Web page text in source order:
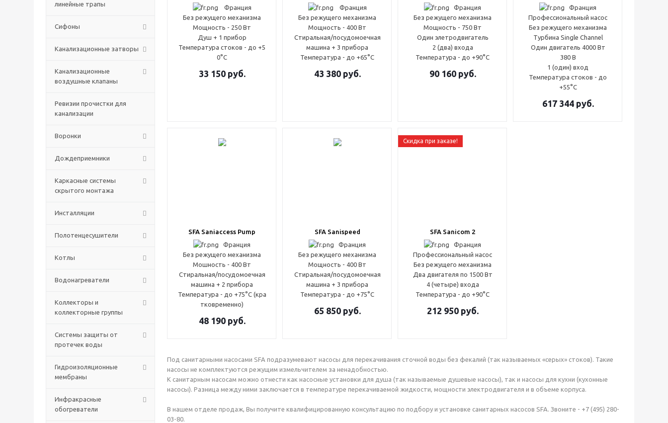
линейные трапы
Сифоны
Канализационные затворы
Канализационные
воздушные клапаны
Ревизии прочистки для
канализации
Воронки
Дождеприемники
Каркасные системы
скрытого монтажа
Инсталляции
Полотенцесушители
Котлы
Водонагреватели
Коллекторы и
коллекторные группы
Системы защиты от
протечек воды
Гидроизоляционные
мембраны
Инфракрасные
обогреватели
Франция
Без режущего механизма
Мощность - 250 Вт
Душ + 1 прибор
Температура стоков - до +5
0°С
33 150руб.
Франция
Без режущего механизма
Мощность - 400 Вт
Стиральная/посудомоечная
машина + 3 прибора
Температура - до +65°С
43 380руб.
Франция
Без режущего механизма
Мощность - 750 Вт
Один элетродвигатель
2 (два) входа
Температура - до +90°С
90 160руб.
Франция
Профессиональный насос
Без режущего механизма
Турбина Single Channel
Один двигатель 4000 Вт
380 В
1 (один) вход
Температура стоков - до
+55°С
617 344руб.
SFA Saniaccess Pump
Франция
Без режущего механизма
Мошность - 400 Вт
Стиральная/посудомоечная
машина + 2 прибора
Температура - до +75°С (кра
тковременно)
48 190руб.
SFA Sanispeed
Франция
Без режущего механизма
Мощность - 400 Вт
Стиральная/посудомоечная
машина + 3 прибора
Температура - до +75°С
65 850руб.
Скидка при заказе!
SFA Sanicom 2
Франция
Профессиональный насос
Без режущего механизма
Два двигателя по 1500 Вт
4 (четыре) входа
Температура - до +90°С
212 950руб.
Под санитарными насосами SFA подразумевают насосы для перекачивания сточной воды без фекалий (так называемых «серых» стоков). Такие
насосы не комплектуются режущим измельчителем за ненадобностью.
К санитарным насосам можно отнести как насосные установки для душа (так называемые душевые насосы), так и насосы для кухни (кухонные
насосы). Разница между ними заключается в температуре перекачиваемой жидкости, мощности электродвигателя и в объеме корпуса.
В нашем отделе продаж, Вы получите квалифицированную консультацию по подбору и установке санитарных насосов SFA. Звоните - +7 (495) 280-
03-80.